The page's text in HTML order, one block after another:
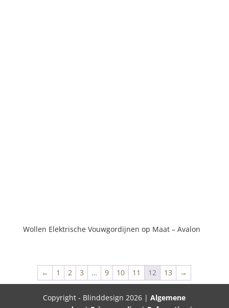
Wollen Elektrische Vouwgordijnen op Maat – Avalon
← 1 2 3 … 9 10 11 12 13 →
Copyright - Blinddesign 2026 |Algemene